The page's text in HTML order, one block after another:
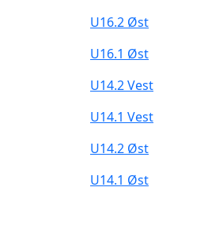
U16.2 Øst
U16.1 Øst
U14.2 Vest
U14.1 Vest
U14.2 Øst
U14.1 Øst